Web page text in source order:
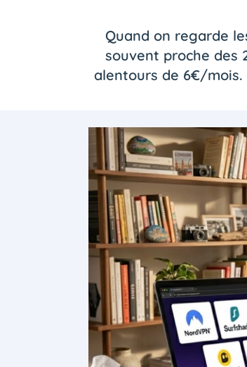
Quand on regarde
souvent proche des
alentours de 6€/mois.